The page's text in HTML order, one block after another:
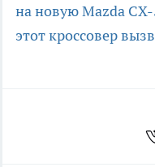
на новую Mazda
этот кроссовер